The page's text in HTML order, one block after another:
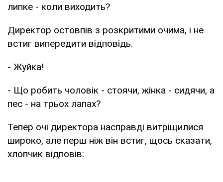
липке - коли виходить?
Директор остовпів з розкритими очима, і не
встиг випередити відповідь.
- Жуйка!
- Що робить чоловік - стоячи, жінка - сидячи, а
пес - на трьох лапах?
Тепер очі директора насправді витріщилися
широко, але перш ніж він встиг, щось сказати,
хлопчик відповів: